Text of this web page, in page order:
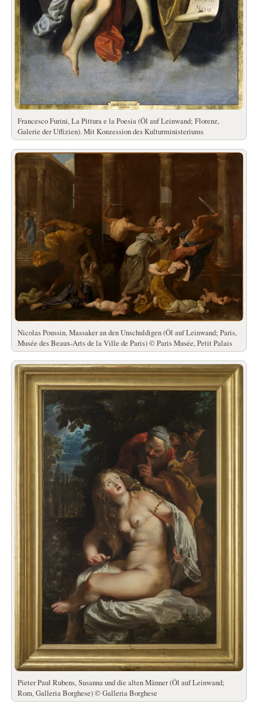
Francesco Furini, La Pittura e la Poesia (Öl auf Leinwand; Florenz,
Galerie der Uffizien). Mit Konzession des Kulturministeriums
Nicolas Poussin, Massaker an den Unschuldigen (Öl auf Leinwand; Paris,
Musée des Beaux-Arts de la Ville de Paris) © Paris Musée, Petit Palais
Pieter Paul Rubens, Susanna und die alten Männer (Öl auf Leinwand;
Rom, Galleria Borghese) © Galleria Borghese